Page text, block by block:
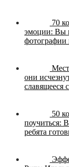
70
эмоции: Вы
фотографии
они
50
поучиться:
ребята